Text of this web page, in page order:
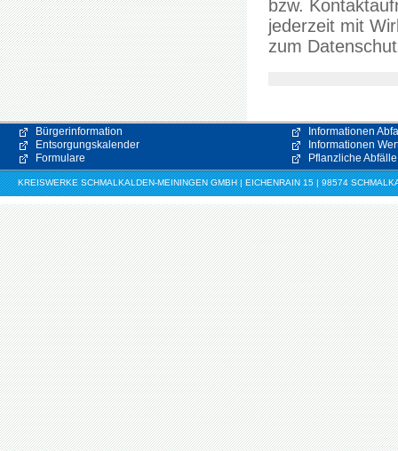
bzw. Kontaktaufnahme
jederzeit mit
zum
Bürgerinformation
Entsorgungskalender
Formulare
Informationen
Informationen
Pflanzliche Abfälle
KREISWERKE SCHMALKALDEN-MEININGEN GMBH | EICHENRAIN 15 | 98574